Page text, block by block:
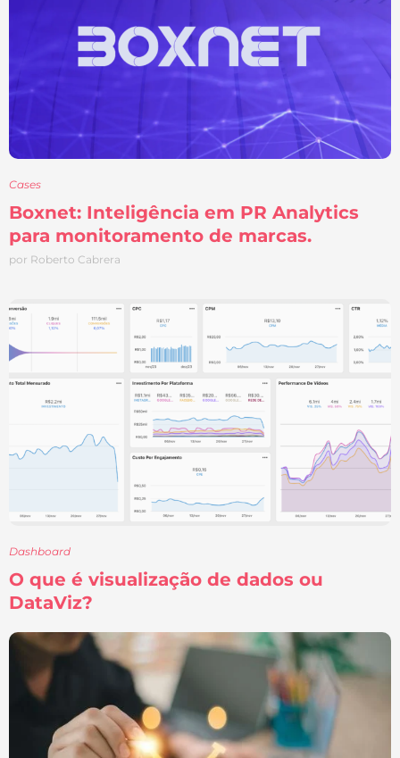
Cases
Boxnet: Inteligência em PR Analytics
para monitoramento de marcas.
por Roberto Cabrera
Dashboard
O que é visualização de dados ou
DataViz?